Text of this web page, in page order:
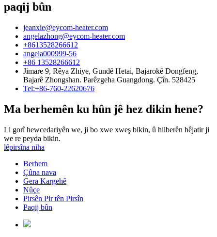
paqij bûn
jeanxie@eycom-heater.com
angelazhong@eycom-heater.com
+8613528266612
angela000999-56
+86 13528266612
Jimare 9, Rêya Zhiye, Gundê Hetai, Bajarokê Dongfeng,
Bajarê Zhongshan. Parêzgeha Guangdong. Çîn. 528425
Tel:+86-760-22620676
Ma berhemên ku hûn jê hez dikin hene?
Li gorî hewcedariyên we, ji bo xwe xweş bikin, û hilberên hêjatir ji
we re peyda bikin.
lêpirsîna niha
Berhem
Çûna nava
Gera Kargehê
Nûçe
Pirsên Pir tên Pirsîn
Paqij bûn